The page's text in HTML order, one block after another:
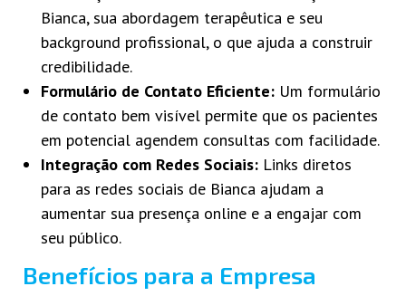
Bianca, sua abordagem terapêutica e seu
background profissional, o que ajuda a construir
credibilidade.
Formulário de Contato Eficiente: Um formulário
de contato bem visível permite que os pacientes
em potencial agendem consultas com facilidade.
Integração com Redes Sociais: Links diretos
para as redes sociais de Bianca ajudam a
aumentar sua presença online e a engajar com
seu público.
Benefícios para a Empresa